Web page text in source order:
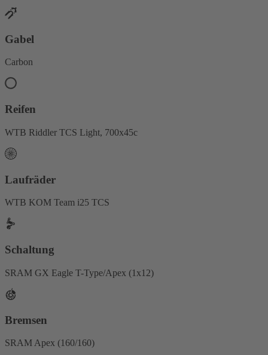
Gabel
Carbon
Reifen
WTB Riddler TCS Light, 700x45c
Laufräder
WTB KOM Team i25 TCS
Schaltung
SRAM GX Eagle T-Type/Apex (1x12)
Bremsen
SRAM Apex (160/160)